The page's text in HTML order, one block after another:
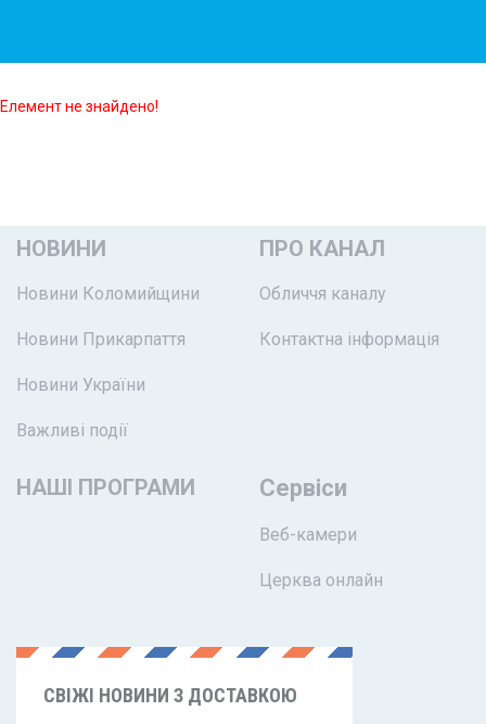
Елемент не знайдено!
НОВИНИ
Новини Коломийщини
Новини Прикарпаття
Новини України
Важливі події
ПРО КАНАЛ
Обличчя каналу
Контактна інформація
НАШІ ПРОГРАМИ Сервіси
Веб-камери
Церква онлайн
СВІЖІ НОВИНИ З ДОСТАВКОЮ